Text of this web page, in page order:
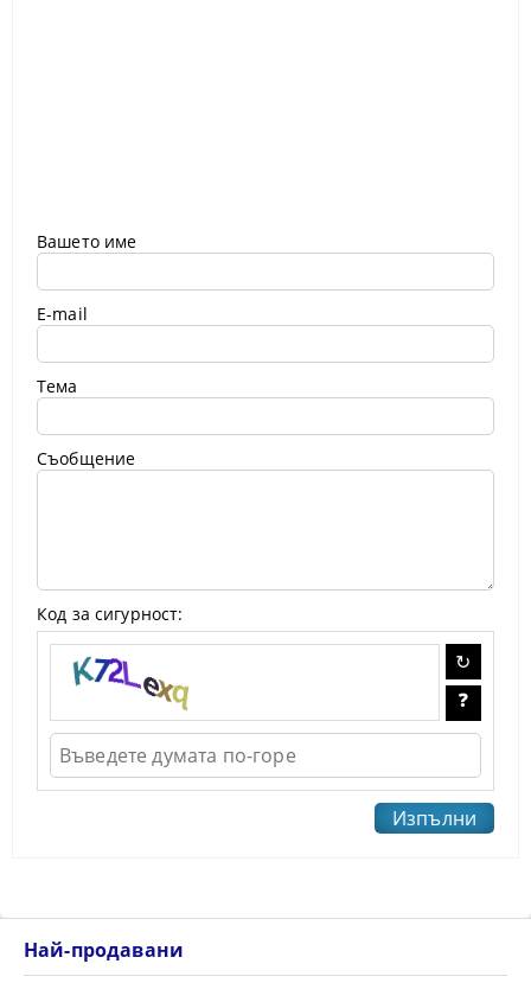
Вашето име
E-mail
Тема
Съобщение
Код за сигурност:
Най-продавани